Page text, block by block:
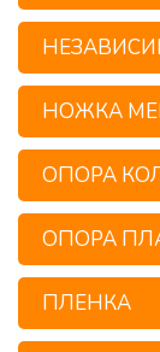
НОЖКА
ОПОРА
ОПОРА
ПЛЕНКА